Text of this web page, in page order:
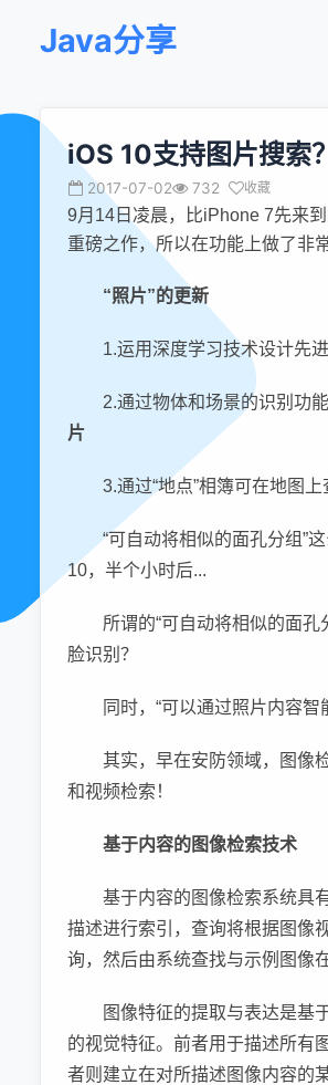
Java分享
iOS 10支持图片搜索
2017-07-02 732 收藏
9月14日凌晨，比iPhone 7先来
重磅之作，所以在功能上做了非
“照片”的更新
1.运用深度学习技术设计先
2.通过物体和场景的识别功
片
3.通过“地点”相簿可在地图
“可自动将相似的面孔分组”
10，半个小时后...
所谓的“可自动将相似的面
脸识别？
同时，“可以通过照片内容智
其实，早在安防领域，图像
和视频检索！
基于内容的图像检索技术
基于内容的图像检索系统具
描述进行索引，查询将根据图像
询，然后由系统查找与示例图像
图像特征的提取与表达是基
的视觉特征。前者用于描述所有
者则建立在对所描述图像内容的